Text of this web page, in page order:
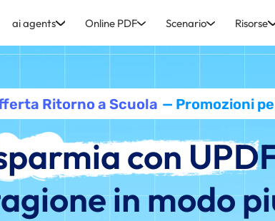
ai agents Online PDF Scenario Risorse
Ritorno a Scuola — Promozioni
con
in modo